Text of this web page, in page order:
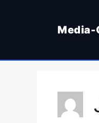
Media-